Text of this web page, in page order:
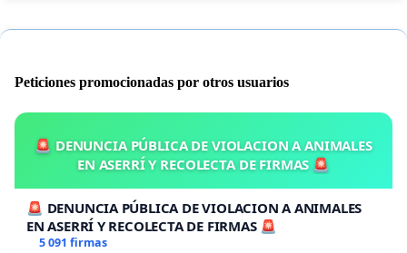
Peticiones promocionadas por otros usuarios
🚨 DENUNCIA PÚBLICA DE VIOLACION A ANIMALES
EN ASERRÍ Y RECOLECTA DE FIRMAS 🚨
🚨 DENUNCIA PÚBLICA DE VIOLACION A ANIMALES
EN ASERRÍ Y RECOLECTA DE FIRMAS 🚨
5 091 firmas